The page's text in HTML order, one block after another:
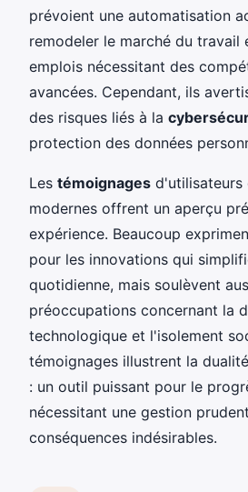
prévoient une automatisation
remodeler le marché du travail
emplois nécessitant des
avancées. Cependant, ils
des risques liés à la
protection des données
Les témoignages d'utilisateurs
modernes offrent un aperçu
expérience. Beaucoup
pour les innovations qui
quotidienne, mais soulèvent
préoccupations concernant la
technologique et l'isolement
témoignages illustrent la
: un outil puissant pour le
nécessitant une gestion
conséquences indésirables.